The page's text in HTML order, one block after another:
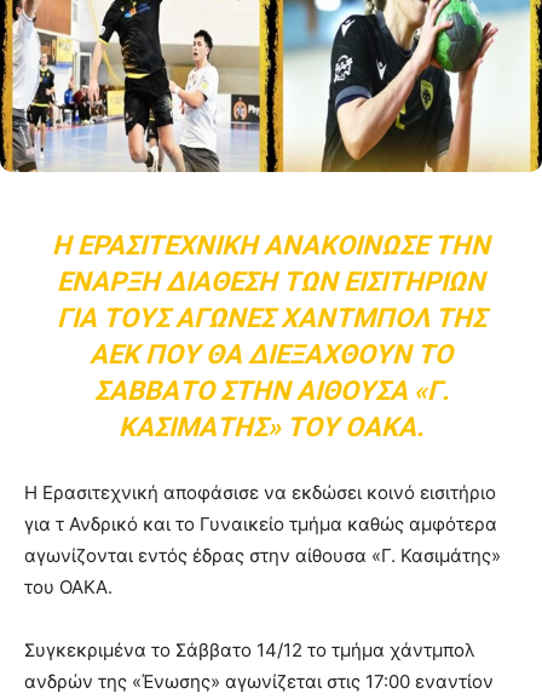
Η ΕΡΑΣΙΤΕΧΝΙΚΉ ΑΝΑΚΟΊΝΩΣΕ ΤΗΝ
ΈΝΑΡΞΗ ΔΙΆΘΕΣΗ ΤΩΝ ΕΙΣΙΤΗΡΊΩΝ
ΓΙΑ ΤΟΥΣ ΑΓΏΝΕΣ ΧΆΝΤΜΠΟΛ ΤΗΣ
ΑΕΚ ΠΟΥ ΘΑ ΔΙΕΞΑΧΘΟΎΝ ΤΟ
ΣΆΒΒΑΤΟ ΣΤΗΝ ΑΊΘΟΥΣΑ «Γ.
ΚΑΣΙΜΆΤΗΣ» ΤΟΥ ΟΑΚΑ.
Η Ερασιτεχνική αποφάσισε να εκδώσει κοινό εισιτήριο
για τ Ανδρικό και το Γυναικείο τμήμα καθώς αμφότερα
αγωνίζονται εντός έδρας στην αίθουσα «Γ. Κασιμάτης»
του ΟΑΚΑ.
Συγκεκριμένα το Σάββατο 14/12 το τμήμα χάντμπολ
ανδρών της «Ένωσης» αγωνίζεται στις 17:00 εναντίον